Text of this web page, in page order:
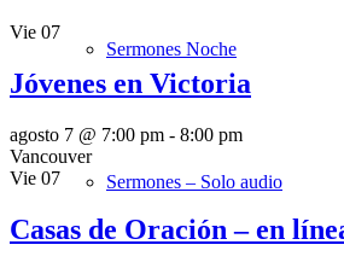
Sermones Noche
Sermones – Solo audio
Vie 07
Jóvenes en Victoria
agosto 7 @ 7:00 pm - 8:00 pm
Vancouver
Vie 07
Casas de Oración – en